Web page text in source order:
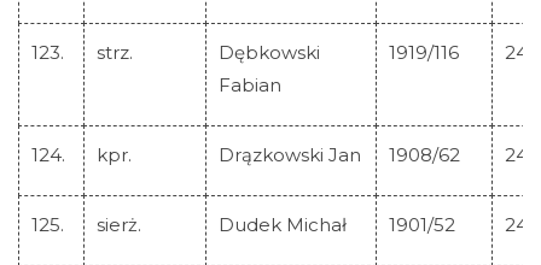
123. strz.
Dębkowski
Fabian
1919/116
124. kpr. Drązkowski Jan 1908/62
125. sierż. Dudek Michał 1901/52